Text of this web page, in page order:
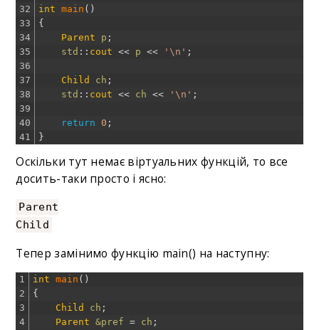
32
33
34
35
36
37
38
39
40
41
int main ( )
{
Parent
p ;
std :: cout << p << '\n' ;
Child ch ;
std :: cout << ch << '\n' ;
return 0 ;
}
Оскільки тут немає віртуальних функцій, то все
досить-таки просто і ясно:
Parent
Child
Тепер замінимо функцію main() на наступну:
1
2
3
4
int main ( )
{
Child
ch ;
Parent
&pref = ch ;